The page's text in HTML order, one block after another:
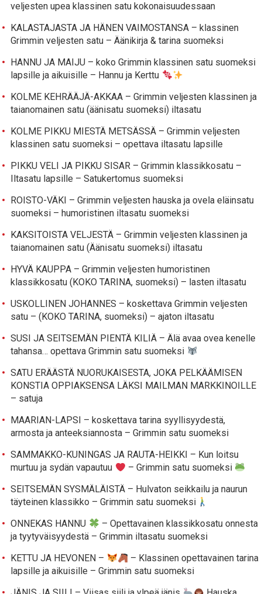
veljesten upea klassinen satu kokonaisuudessaan
KALASTAJASTA JA HÄNEN VAIMOSTANSA – klassinen
Grimmin veljesten satu – Äänikirja & tarina suomeksi
HANNU JA MAIJU – koko Grimmin klassinen satu suomeksi
lapsille ja aikuisille – Hannu ja Kerttu
KOLME KEHRÄÄJÄ-AKKAA – Grimmin veljesten klassinen ja
taianomainen satu (äänisatu suomeksi) iltasatu
KOLME PIKKU MIESTÄ METSÄSSÄ – Grimmin veljesten
klassinen satu suomeksi – opettava iltasatu lapsille
PIKKU VELI JA PIKKU SISAR – Grimmin klassikkosatu –
Iltasatu lapsille – Satukertomus suomeksi
ROISTO-VÄKI – Grimmin veljesten hauska ja ovela eläinsatu
suomeksi – humoristinen iltasatu suomeksi
KAKSITOISTA VELJESTÄ – Grimmin veljesten klassinen ja
taianomainen satu (Äänisatu suomeksi) iltasatu
HYVÄ KAUPPA – Grimmin veljesten humoristinen
klassikkosatu (KOKO TARINA, suomeksi) – lasten iltasatu
USKOLLINEN JOHANNES – koskettava Grimmin veljesten
satu – (KOKO TARINA, suomeksi) – ajaton iltasatu
SUSI JA SEITSEMÄN PIENTÄ KILIÄ – Älä avaa ovea kenelle
tahansa… opettava Grimmin satu suomeksi
SATU ERÄÄSTÄ NUORUKAISESTA, JOKA PELKÄÄMISEN
KONSTIA OPPIAKSENSA LÄKSI MAILMAN MARKKINOILLE
– satuja
MAARIAN-LAPSI – koskettava tarina syyllisyydestä,
armosta ja anteeksiannosta – Grimmin satu suomeksi
SAMMAKKO-KUNINGAS JA RAUTA-HEIKKI – Kun loitsu
murtuu ja sydän vapautuu
– Grimmin satu suomeksi
SEITSEMÄN SYSMÄLÄISTÄ – Hulvaton seikkailu ja naurun
täyteinen klassikko – Grimmin satu suomeksi
ONNEKAS HANNU
– Opettavainen klassikkosatu onnesta
ja tyytyväisyydestä – Grimmin iltasatu suomeksi
KETTU JA HEVONEN –
– Klassinen opettavainen tarina
lapsille ja aikuisille – Grimmin satu suomeksi